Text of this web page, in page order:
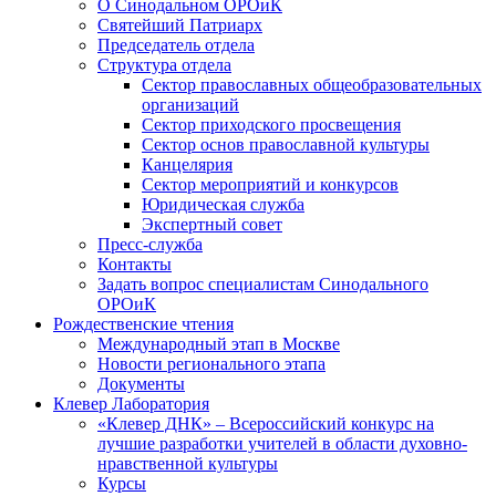
О Синодальном ОРОиК
Святейший Патриарх
Председатель отдела
Структура отдела
Сектор православных общеобразовательных
организаций
Сектор приходского просвещения
Сектор основ православной культуры
Канцелярия
Сектор мероприятий и конкурсов
Юридическая служба
Экспертный совет
Пресс-служба
Контакты
Задать вопрос специалистам Синодального
ОРОиК
Рождественские чтения
Международный этап в Москве
Новости регионального этапа
Документы
Клевер Лаборатория
«Клевер ДНК» – Всероссийский конкурс на
лучшие разработки учителей в области духовно-
нравственной культуры
Курсы